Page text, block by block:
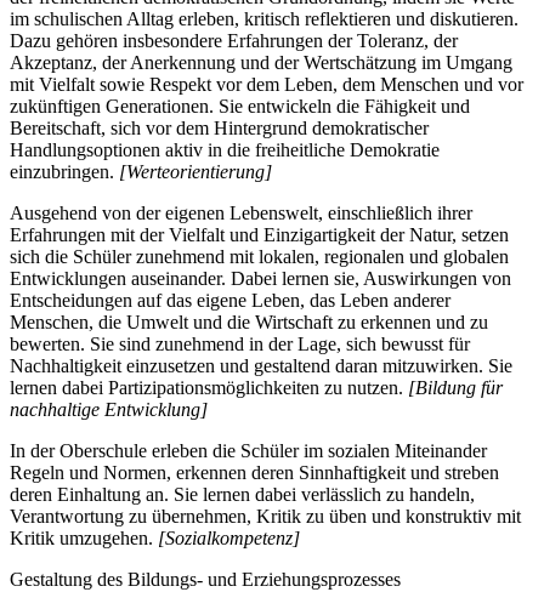
im schulischen Alltag erleben, kritisch reflektieren und diskutieren.
Dazu gehören insbesondere Erfahrungen der Toleranz, der
Akzeptanz, der Anerkennung und der Wertschätzung im Umgang
mit Vielfalt sowie Respekt vor dem Leben, dem Menschen und vor
zukünftigen Generationen. Sie entwickeln die Fähigkeit und
Bereitschaft, sich vor dem Hintergrund demokratischer
Handlungsoptionen aktiv in die freiheitliche Demokratie
einzubringen. [Werteorientierung]
Ausgehend von der eigenen Lebenswelt, einschließlich ihrer
Erfahrungen mit der Vielfalt und Einzigartigkeit der Natur, setzen
sich die Schüler zunehmend mit lokalen, regionalen und globalen
Entwicklungen auseinander. Dabei lernen sie, Auswirkungen von
Entscheidungen auf das eigene Leben, das Leben anderer
Menschen, die Umwelt und die Wirtschaft zu erkennen und zu
bewerten. Sie sind zunehmend in der Lage, sich bewusst für
Nachhaltigkeit einzusetzen und gestaltend daran mitzuwirken. Sie
lernen dabei Partizipationsmöglichkeiten zu nutzen. [Bildung für
nachhaltige Entwicklung]
In der Oberschule erleben die Schüler im sozialen Miteinander
Regeln und Normen, erkennen deren Sinnhaftigkeit und streben
deren Einhaltung an. Sie lernen dabei verlässlich zu handeln,
Verantwortung zu übernehmen, Kritik zu üben und konstruktiv mit
Kritik umzugehen. [Sozialkompetenz]
Gestaltung des Bildungs- und Erziehungsprozesses